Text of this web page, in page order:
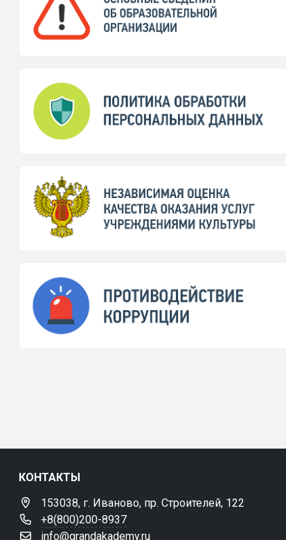
КОНТАКТЫ
153038, г. Иваново, пр. Строителей, 122
+8(800)200-8937
info@grandakademy.ru